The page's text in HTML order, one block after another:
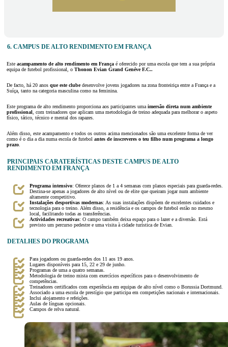
6. CAMPUS DE ALTO RENDIMENTO EM FRANÇA
Este acampamento de alto rendimento em França é oferecido por uma escola que tem a sua própria
equipa de futebol profissional, o Thonon Evian Grand Genéve F.C..
De facto, há 20 anos que este clubedesenvolve jovens jogadores na zona fronteiriça entre a França e a
Suíça, tanto na categoria masculina como na feminina.
Este programa de alto rendimento proporciona aos participantes umaimersão direta num ambiente
profissional, com treinadores que aplicam uma metodologia de treino adequada para melhorar o aspeto
físico, tático, técnico e mental dos rapazes.
Além disso, este acampamento e todos os outros acima mencionados são uma excelente forma de ver
como é o dia a dia numa escola de futebol antes de inscreveres o teu filho num programa a longo
prazo.
PRINCIPAIS CARATERÍSTICAS DESTE CAMPUS DE ALTO
RENDIMENTO EM FRANÇA
Programa intensivo: Oferece planos de 1 a 4 semanas com planos especiais para guarda-redes.
Destina-se apenas a jogadores de alto nível ou de elite que queiram jogar num ambiente
altamente competitivo.
Instalações desportivas modernas: As suas instalações dispõem de excelentes cuidados e
tecnologia para o treino. Além disso, a residência e os campos de futebol estão no mesmo
local, facilitando todas as transferências.
Actividades recreativas: O campo também deixa espaço para o lazer e a diversão. Está
previsto um percurso pedestre e uma visita à cidade turística de Evian.
DETALHES DO PROGRAMA
Para jogadores ou guarda-redes dos 11 aos 19 anos.
Lugares disponíveis para 15, 22 e 29 de junho.
Programas de uma a quatro semanas.
Metodologia de treino mista com exercícios específicos para o desenvolvimento de
competências.
Treinadores certificados com experiência em equipas de alto nível como o Borussia Dortmund.
Associado a uma escola de prestígio que participa em competições nacionais e internacionais.
Inclui alojamento e refeições.
Aulas de línguas opcionais.
Campos de relva natural.